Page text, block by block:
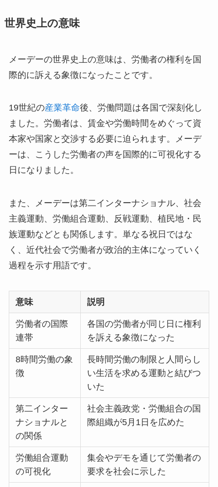
世界史上の意味
メーデーの世界史上の意味は、労働者の権利を国
際的に訴える象徴になったことです。
19世紀の産業革命後、労働問題は各国で深刻化し
ました。労働者は、賃金や労働時間をめぐって資
本家や国家と交渉する必要に迫られます。メーデ
ーは、こうした労働者の声を国際的に可視化する
日になりました。
また、メーデーは第二インターナショナル、社会
主義運動、労働組合運動、反戦運動、植民地・民
族運動などとも関係します。単なる祝日ではな
く、近代社会で労働者が政治的主体になっていく
過程を示す用語です。
意味 説明
労働者の国際
連帯
各国の労働者が同じ日に権利
を訴える象徴になった
8時間労働の象
徴
長時間労働の制限と人間らし
い生活を求める運動と結びつ
いた
第二インター
ナショナルと
の関係
社会主義政党・労働組合の国
際組織が5月1日を広めた
労働組合運動
の可視化
集会やデモを通じて労働者の
要求を社会に示した